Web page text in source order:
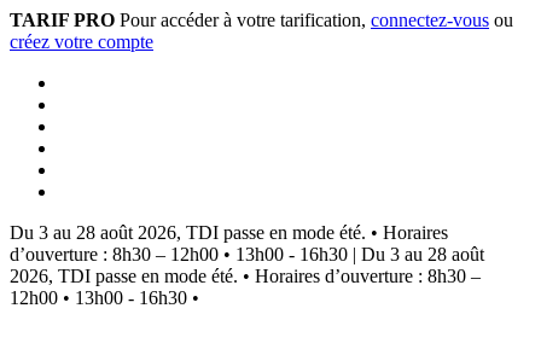
TARIF PRO Pour accéder à votre tarification, connectez-vous ou
créez votre compte
Du 3 au 28 août 2026, TDI passe en mode été. • Horaires
d’ouverture : 8h30 – 12h00 • 13h00 - 16h30 | Du 3 au 28 août
2026, TDI passe en mode été. • Horaires d’ouverture : 8h30 –
12h00 • 13h00 - 16h30 •